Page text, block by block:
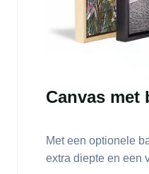
Canvas met
Met een optionele
extra diepte en een